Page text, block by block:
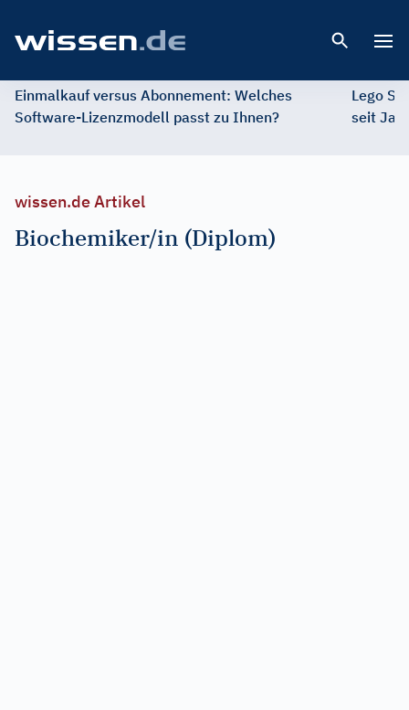
Einmalkauf versus Abonnement: Welches
Software-Lizenzmodell passt zu Ihnen?
Lego
seit
wissen.de Artikel
Biochemiker/in (Diplom)